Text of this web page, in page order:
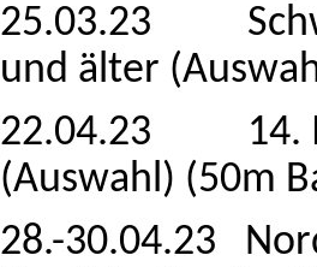
25.03.23
und älter
22.04.23 14.
(Auswahl) (50m
28.-30.04.23